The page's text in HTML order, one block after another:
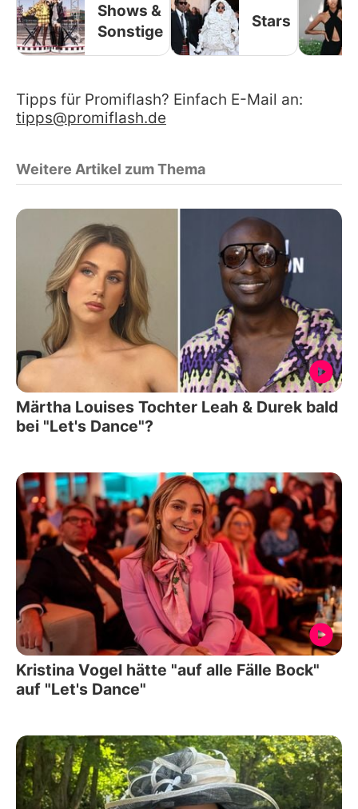
Shows &
Sonstige
Stars
Tipps für Promiflash? Einfach E-Mail an:
tipps@promiflash.de
Weitere Artikel zum Thema
Märtha Louises Tochter Leah & Durek bald
bei "Let's Dance"?
Kristina Vogel hätte "auf alle Fälle Bock"
auf "Let's Dance"